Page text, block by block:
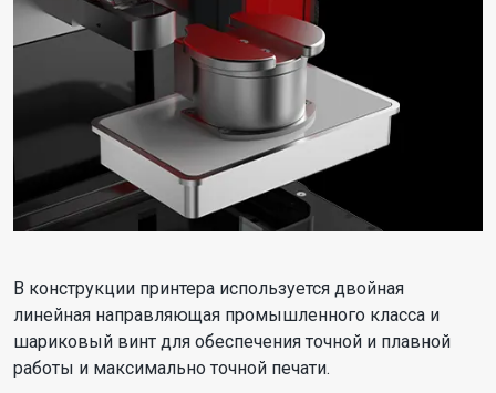
В конструкции принтера используется двойная
линейная направляющая промышленного класса и
шариковый винт для обеспечения точной и плавной
работы и максимально точной печати.